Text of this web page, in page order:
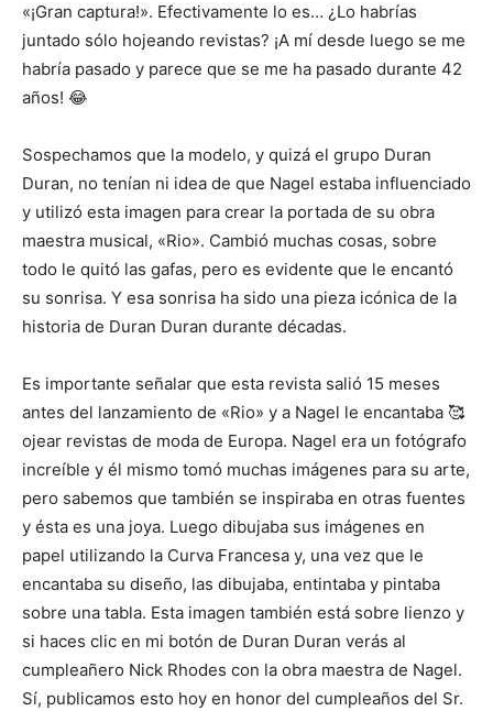
«¡Gran captura!». Efectivamente lo es… ¿Lo habrías
juntado sólo hojeando revistas? ¡A mí desde luego se me
habría pasado y parece que se me ha pasado durante 42
años! 😂
Sospechamos que la modelo, y quizá el grupo Duran
Duran, no tenían ni idea de que Nagel estaba influenciado
y utilizó esta imagen para crear la portada de su obra
maestra musical, «Rio». Cambió muchas cosas, sobre
todo le quitó las gafas, pero es evidente que le encantó
su sonrisa. Y esa sonrisa ha sido una pieza icónica de la
historia de Duran Duran durante décadas.
Es importante señalar que esta revista salió 15 meses
antes del lanzamiento de «Rio» y a Nagel le encantaba 🥰
ojear revistas de moda de Europa. Nagel era un fotógrafo
increíble y él mismo tomó muchas imágenes para su arte,
pero sabemos que también se inspiraba en otras fuentes
y ésta es una joya. Luego dibujaba sus imágenes en
papel utilizando la Curva Francesa y, una vez que le
encantaba su diseño, las dibujaba, entintaba y pintaba
sobre una tabla. Esta imagen también está sobre lienzo y
si haces clic en mi botón de Duran Duran verás al
cumpleañero Nick Rhodes con la obra maestra de Nagel.
Sí, publicamos esto hoy en honor del cumpleaños del Sr.